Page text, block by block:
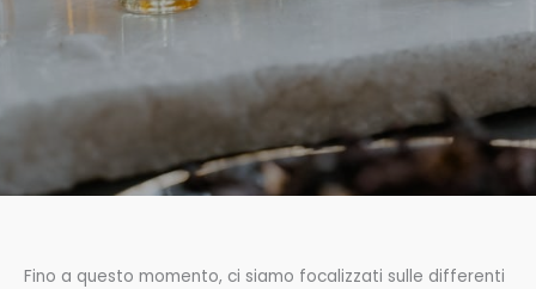
Fino a questo momento, ci siamo focalizzati sulle differenti